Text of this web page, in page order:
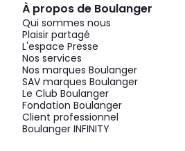
À propos de Boulanger
Qui sommes nous
Plaisir partagé
L'espace Presse
Nos services
Nos marques Boulanger
SAV marques Boulanger
Le Club Boulanger
Fondation Boulanger
Client professionnel
Boulanger INFINITY